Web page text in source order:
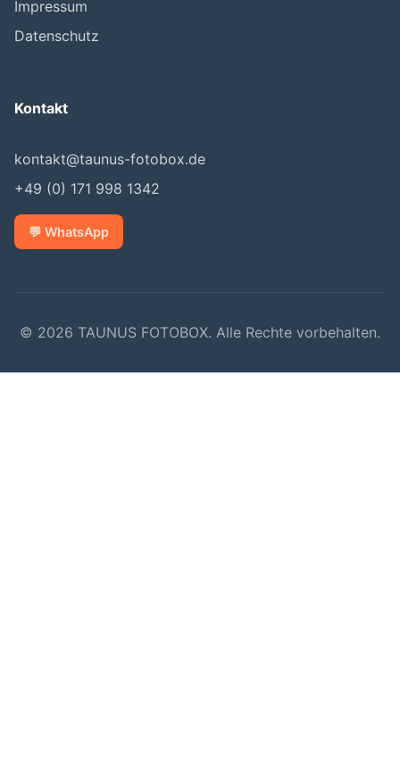
Impressum
Datenschutz
Kontakt
kontakt@taunus-fotobox.de
+49 (0) 171 998 1342
💬 WhatsApp
© 2026 TAUNUS FOTOBOX. Alle Rechte vorbehalten.